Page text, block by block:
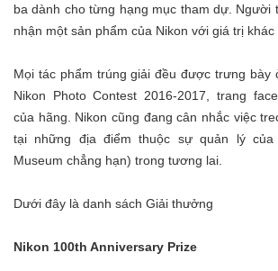
ba dành cho từng hạng mục tham dự. Người
nhận một sản phẩm của Nikon với giá trị khác
Mọi tác phẩm trúng giải đều được trưng bày
Nikon Photo Contest 2016-2017, trang
của hãng. Nikon cũng đang cân nhắc việc
tại những địa điểm thuộc sự quản lý của
Museum chẳng hạn) trong tương lai.
Dưới đây là danh sách Giải thưởng
Nikon 100th Anniversary Prize